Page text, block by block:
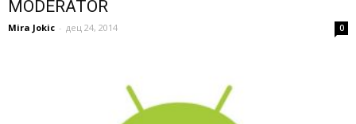
MODERATOR
Mira Jokic - дец 24, 2014 0